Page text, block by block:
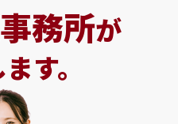
務所が
す。